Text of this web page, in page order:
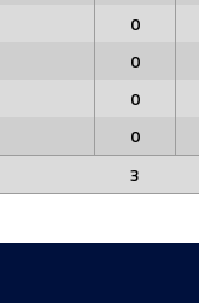
0
0
0
0
3